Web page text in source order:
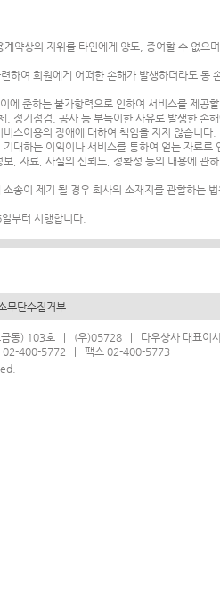
약상의 지위를 타인에게 양도, 증여할 수 없으
하여 회원에게 어떠한 손해가 발생하더라도
에 준하는 불가항력으로 인하여 서비스를 제공
정기점검, 공사 등 부득이한 사유로 발생한 손
스이용의 장애에 대하여 책임을 지지 않습니다.
대하는 이익이나 서비스를 통하여 얻는 자료로
, 자료, 사실의 신뢰도, 정확성 등의 내용에 관
송이 제기 될 경우 회사의 소재지를 관할하는
부터 시행합니다.
무단수집거부
금동) 103호 | (우)05728 | 다우상사 대표이
02-400-5772 | 팩스 02-400-5773